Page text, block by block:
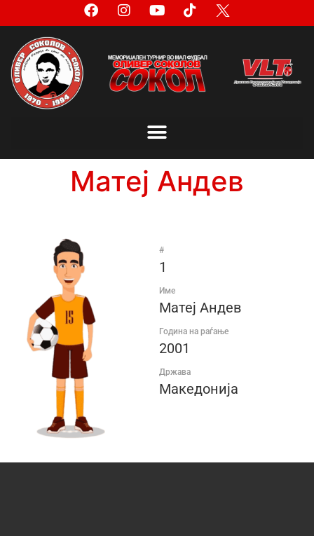
Матеј Андев
#
1
Име
Матеј Андев
Година на раѓање
2001
Држава
Македонија